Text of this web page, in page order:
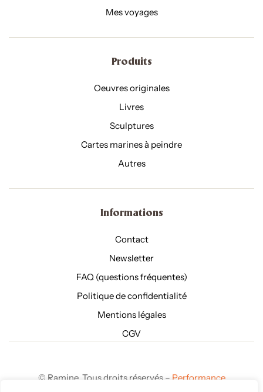
Mes voyages
Produits
Oeuvres originales
Livres
Sculptures
Cartes marines à peindre
Autres
Informations
Contact
Newsletter
FAQ (questions fréquentes)
Politique de confidentialité
Mentions légales
CGV
© Ramine. Tous droits réservés – Performance